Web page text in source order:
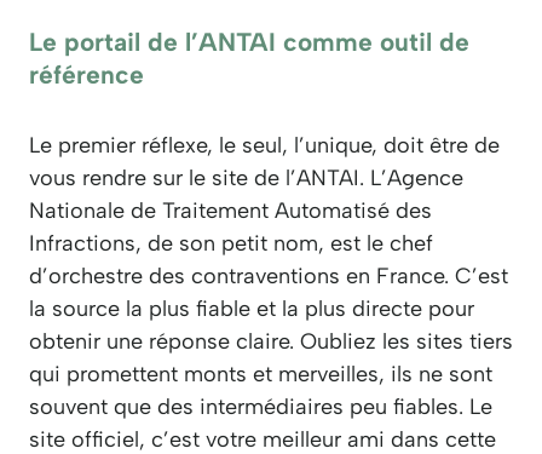
Le portail de l’ANTAI comme outil de
référence
Le premier réflexe, le seul, l’unique, doit être de
vous rendre sur le site de l’ANTAI. L’Agence
Nationale de Traitement Automatisé des
Infractions, de son petit nom, est le chef
d’orchestre des contraventions en France. C’est
la source la plus fiable et la plus directe pour
obtenir une réponse claire. Oubliez les sites tiers
qui promettent monts et merveilles, ils ne sont
souvent que des intermédiaires peu fiables. Le
site officiel, c’est votre meilleur ami dans cette